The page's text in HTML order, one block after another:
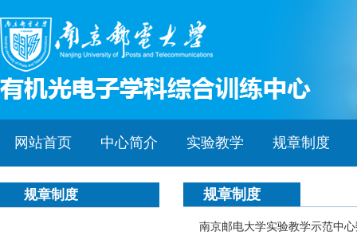
网站首页 中心简介 实验教学 规章制度
规章制度 规章制度
南京邮电大学实验教学示范中